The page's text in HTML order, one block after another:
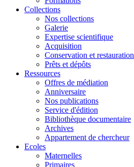
Collections
Nos collections
Galerie
Expertise scientifique
Acquisition
Conservation et restauration
Prêts et dépôts
Ressources
Offres de médiation
Anniversaire
Nos publications
Service d'édition
Bibliothèque documentaire
Archives
Appartement de chercheur
Ecoles
Maternelles
Primaires